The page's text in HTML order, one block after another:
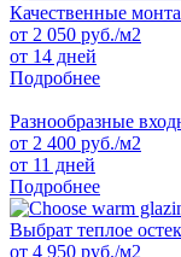
Качественные
от 2 050 руб./м2
от 14 дней
Подробнее
Разнообразные
от 2 400 руб./м2
от 11 дней
Подробнее
Выбрат теплое
от 4 950 руб./м2